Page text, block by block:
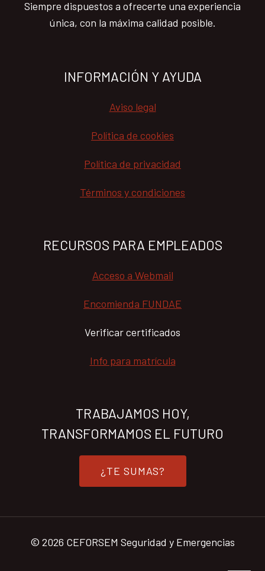
Siempre dispuestos a ofrecerte una experiencia
única, con la máxima calidad posible.
INFORMACIÓN Y AYUDA
Aviso legal
Política de cookies
Política de privacidad
Términos y condiciones
RECURSOS PARA EMPLEADOS
Acceso a Webmail
Encomienda FUNDAE
Verificar certificados
Info para matrícula
TRABAJAMOS HOY,
TRANSFORMAMOS EL FUTURO
¿TE SUMAS?
© 2026 CEFORSEM Seguridad y Emergencias